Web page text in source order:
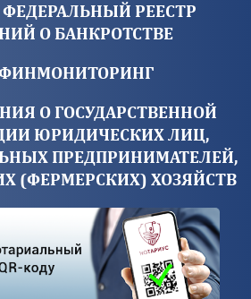
РЕЕСТР
О БАНКРОТСТВЕ
О ГОСУДАРСТВЕННОЙ
ЮРИДИЧЕСКИХ ЛИЦ,
ПРЕДПРИНИМАТЕЛЕЙ,
(ФЕРМЕРСКИХ) ХОЗЯЙСТВ